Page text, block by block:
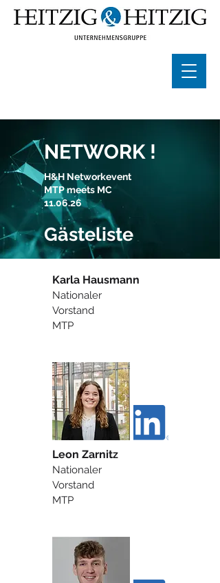
NETWORK !
H&H Networkevent
MTP meets MC
11.06.26
Gästeliste
Karla Hausmann
Nationaler
Vorstand
MTP
Leon Zarnitz
Nationaler
Vorstand
MTP